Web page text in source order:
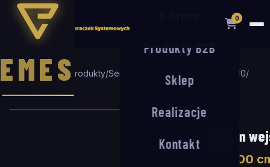
EMES
0
Produkty B2B
Sklep
Realizacje
Kontakt
Strona główna /Produkty/Seria S System wejściowy S-17/30/
SERIA S
System
100